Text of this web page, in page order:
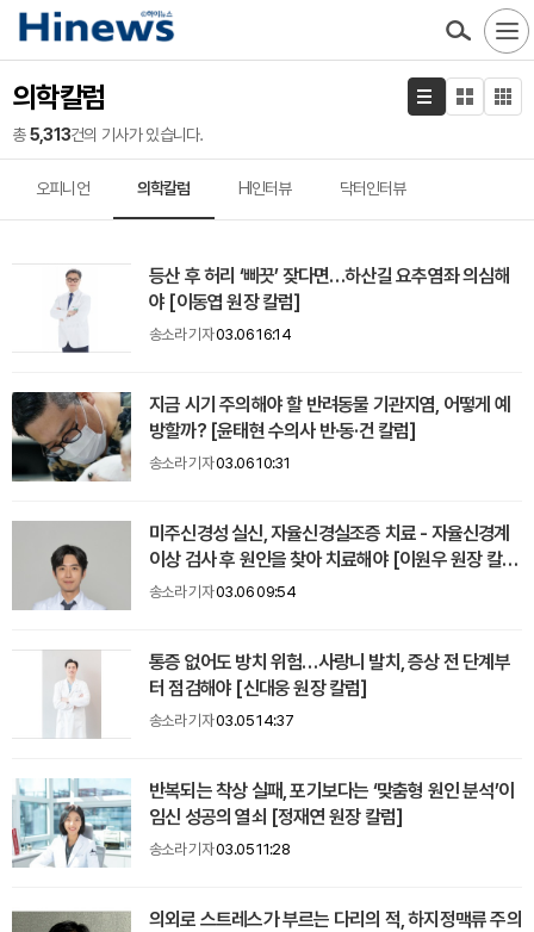
의학칼럼
총5,313건의 기사가 있습니다.
오피니언 의학칼럼 HI인터뷰 닥터인터뷰
등산 후 허리 ‘삐끗’ 잦다면…하산길 요추염좌 의심해
야 [이동엽 원장 칼럼]
송소라 기자03.06 16:14
지금 시기 주의해야 할 반려동물 기관지염, 어떻게 예
방할까? [윤태현 수의사 반·동·건 칼럼]
송소라 기자03.06 10:31
미주신경성 실신, 자율신경실조증 치료 - 자율신경계
이상 검사 후 원인을 찾아 치료해야 [이원우 원장 칼
럼]
송소라 기자03.06 09:54
통증 없어도 방치 위험…사랑니 발치, 증상 전 단계부
터 점검해야 [신대웅 원장 칼럼]
송소라 기자03.05 14:37
반복되는 착상 실패, 포기보다는 ‘맞춤형 원인 분석’이
임신 성공의 열쇠 [정재연 원장 칼럼]
송소라 기자03.05 11:28
의외로 스트레스가 부르는 다리의 적, 하지정맥류 주의